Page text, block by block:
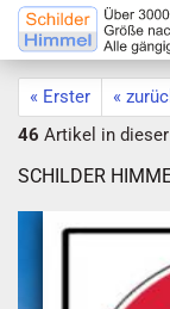
« Erster «
46 Artikel in
SCHILDER